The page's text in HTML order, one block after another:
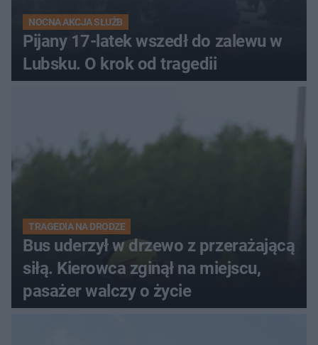
NOCNA AKCJA SŁUŻB
Pijany 17-latek wszedł do zalewu w
Lubsku. O krok od tragedii
TRAGEDIA NA DRODZE
Bus uderzył w drzewo z przerażającą
siłą. Kierowca zginął na miejscu,
pasażer walczy o życie